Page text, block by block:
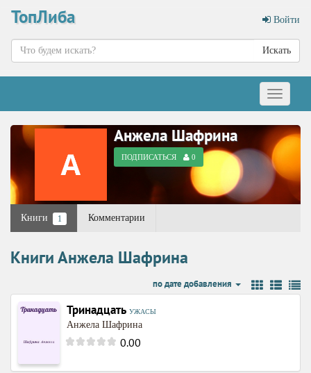
ТопЛиба Войти
Искать
Меню
Анжела Шафрина
ПОДПИСАТЬСЯ 0
Книги 1 Комментарии
Книги Анжела Шафрина
по дате добавления
Тринадцать УЖАСЫ
Анжела Шафрина
0.00